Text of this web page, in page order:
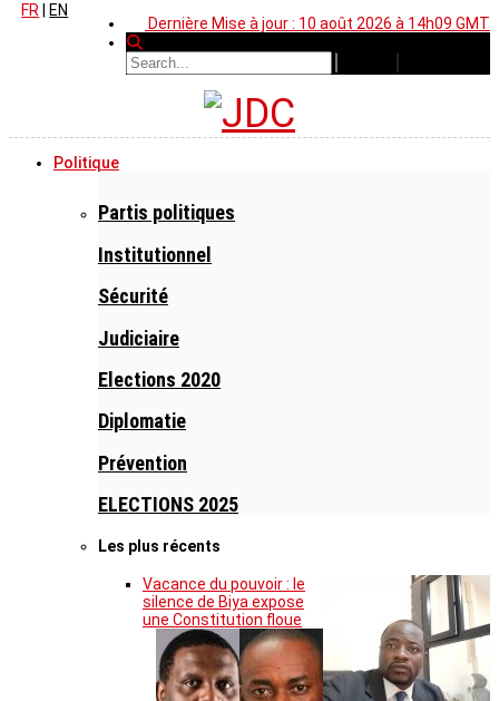
Dernière Mise à jour : 10 août 2026 à 14h09 GMT
FR
EN
Politique
Partis politiques
Institutionnel
Sécurité
Judiciaire
Elections 2020
Diplomatie
Prévention
ELECTIONS 2025
Les plus récents
Vacance du pouvoir : le
silence de Biya expose
une Constitution floue